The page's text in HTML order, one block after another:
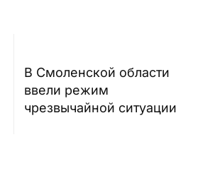
В Смоленской области
ввели режим
чрезвычайной ситуации